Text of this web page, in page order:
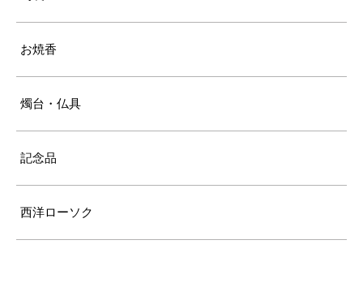
お焼香
燭台・仏具
記念品
西洋ローソク